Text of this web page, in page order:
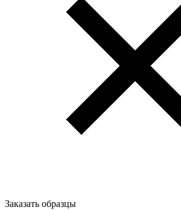
Заказать образцы